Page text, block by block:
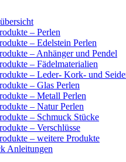
– Perlen
– Edelstein Perlen
– Anhänger und Pendel
– Fädelmaterialien
– Leder- Kork- und
– Glas Perlen
– Metall Perlen
– Natur Perlen
– Schmuck Stücke
– Verschlüsse
– weitere Produkte
Anleitungen